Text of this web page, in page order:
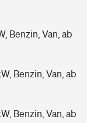
Benzin, Van, ab
Benzin, Van, ab
Benzin, Van, ab